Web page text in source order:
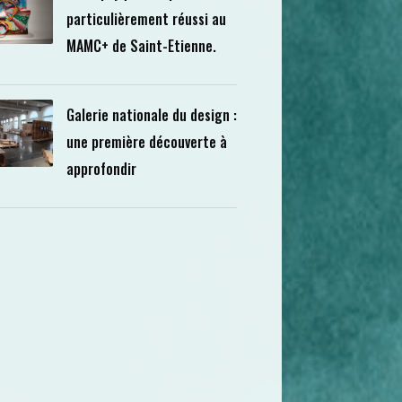
particulièrement réussi au
MAMC+ de Saint-Etienne.
Galerie nationale du design :
une première découverte à
approfondir